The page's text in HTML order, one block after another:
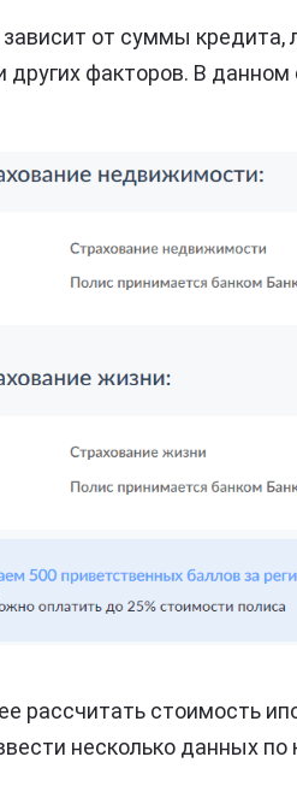
от суммы
факторов. В
рассчитать стоимость
несколько данных по